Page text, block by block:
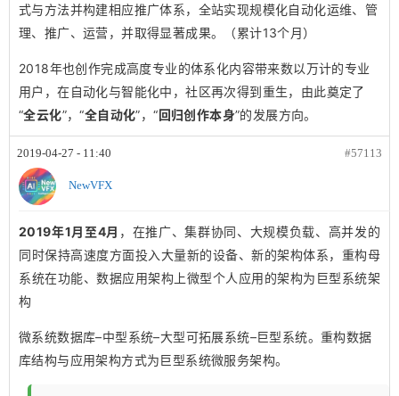
式与方法并构建相应推广体系，全站实现规模化自动化运维、管
理、推广、运营，并取得显著成果。（累计13个月）
2018年也创作完成高度专业的体系化内容带来数以万计的专业
用户，在自动化与智能化中，社区再次得到重生，由此奠定了
“全云化”，“全自动化”，“回归创作本身”的发展方向。
2019-04-27 - 11:40 #57113
NewVFX
2019年1月至4月 ，在推广、集群协同、大规模负载、高并发的
同时保持高速度方面投入大量新的设备、新的架构体系，重构母
系统在功能、数据应用架构上微型个人应用的架构为巨型系统架
构
微系统数据库–中型系统–大型可拓展系统–巨型系统。重构数据
库结构与应用架构方式为巨型系统微服务架构。